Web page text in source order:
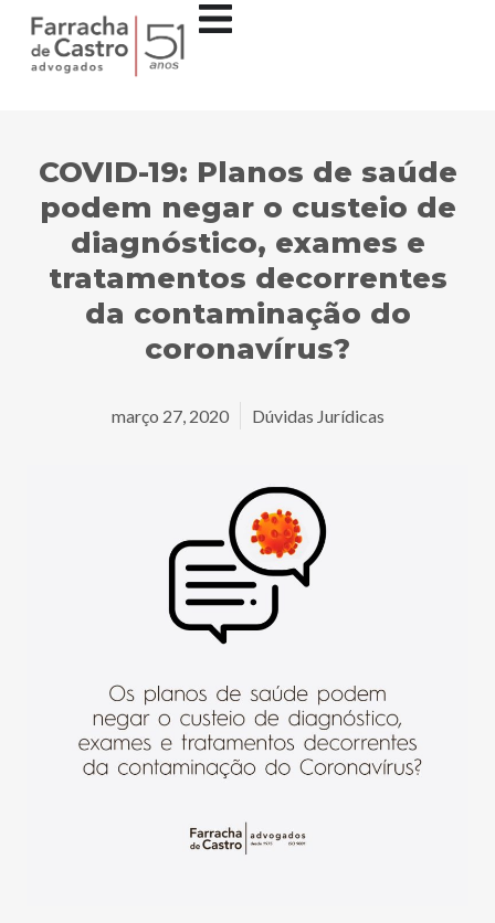
COVID-19: Planos de saúde
podem negar o custeio de
diagnóstico, exames e
tratamentos decorrentes
da contaminação do
coronavírus?
março 27, 2020 Dúvidas Jurídicas